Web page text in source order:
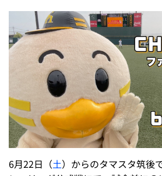
6月22日（土）からのタマスタ筑後